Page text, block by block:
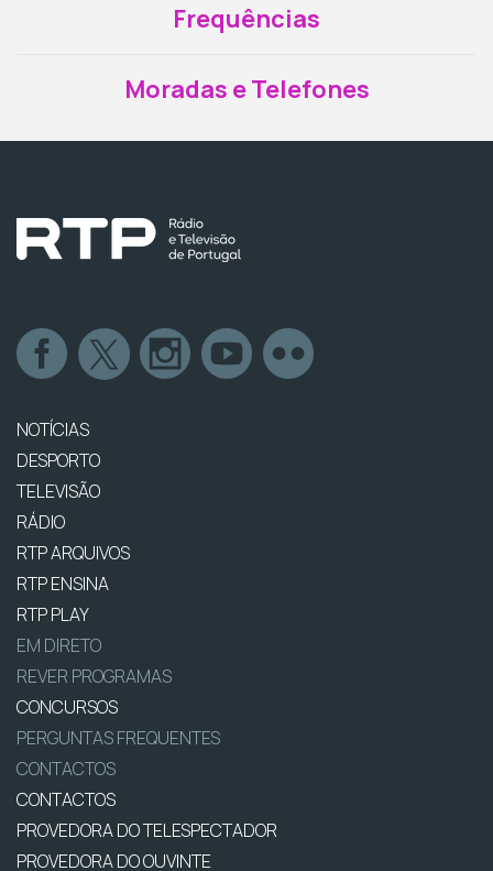
Frequências
Moradas e Telefones
NOTÍCIAS
DESPORTO
TELEVISÃO
RÁDIO
RTP ARQUIVOS
RTP ENSINA
RTP PLAY
EM DIRETO
REVER PROGRAMAS
CONCURSOS
PERGUNTAS FREQUENTES
CONTACTOS
CONTACTOS
PROVEDORA DO TELESPECTADOR
PROVEDORA DO OUVINTE